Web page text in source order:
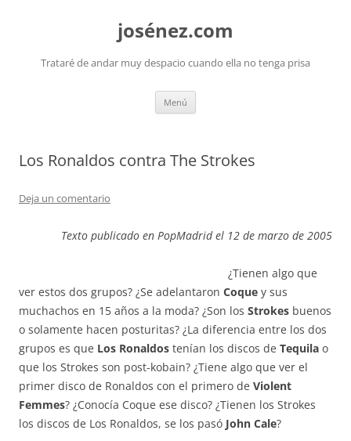
josénez.com
Trataré de andar muy despacio cuando ella no tenga prisa
Menú
Los Ronaldos contra The Strokes
Deja un comentario
Texto publicado en PopMadrid el 12 de marzo de 2005
¿Tienen algo que
ver estos dos grupos? ¿Se adelantaron Coque y sus
muchachos en 15 años a la moda? ¿Son los Strokes buenos
o solamente hacen posturitas? ¿La diferencia entre los dos
grupos es que Los Ronaldos tenían los discos de Tequila o
que los Strokes son post-kobain? ¿Tiene algo que ver el
primer disco de Ronaldos con el primero de Violent
Femmes? ¿Conocía Coque ese disco? ¿Tienen los Strokes
los discos de Los Ronaldos, se los pasó John Cale?